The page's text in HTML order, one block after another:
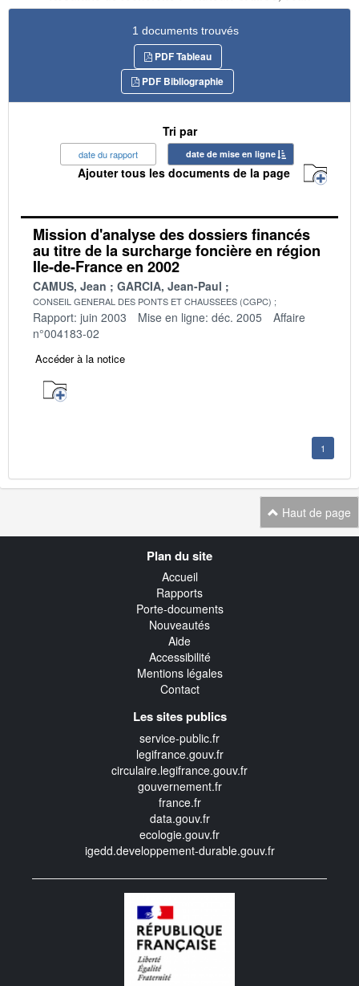
1 documents trouvés
PDF Tableau
PDF Bibliographie
Tri par
date du rapport date de mise en ligne
Ajouter tous les documents de la page
Mission d'analyse des dossiers financés
au titre de la surcharge foncière en région
Ile-de-France en 2002
CAMUS, Jean GARCIA, Jean-Paul
CONSEIL GENERAL DES PONTS ET CHAUSSEES (CGPC)
Rapport: juin 2003 Mise en ligne: déc. 2005
Affaire
n°004183-02
Accéder à la notice
1
Haut de page
Plan du site
Accueil
Rapports
Porte-documents
Nouveautés
Aide
Accessibilité
Mentions légales
Contact
Les sites publics
service-public.fr
legifrance.gouv.fr
circulaire.legifrance.gouv.fr
gouvernement.fr
france.fr
data.gouv.fr
ecologie.gouv.fr
igedd.developpement-durable.gouv.fr